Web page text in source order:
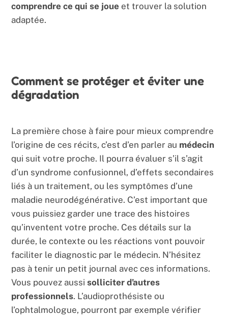
comprendre ce qui se joue et trouver la solution
adaptée.
Comment se protéger et éviter une
dégradation
La première chose à faire pour mieux comprendre
l’origine de ces récits, c’est d’en parler au médecin
qui suit votre proche. Il pourra évaluer s’il s’agit
d’un syndrome confusionnel, d’effets secondaires
liés à un traitement, ou les symptômes d’une
maladie neurodégénérative. C’est important que
vous puissiez garder une trace des histoires
qu’inventent votre proche. Ces détails sur la
durée, le contexte ou les réactions vont pouvoir
faciliter le diagnostic par le médecin. N’hésitez
pas à tenir un petit journal avec ces informations.
Vous pouvez aussisolliciter d’autres
professionnels. L’audioprothésiste ou
l’ophtalmologue, pourront par exemple vérifier